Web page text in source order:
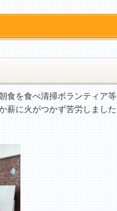
食を食べ清掃ボランティア等
薪に火がつかず苦労しました